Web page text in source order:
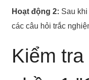
Hoạt động 2: Sau
các câu hỏi trắc
Kiểm